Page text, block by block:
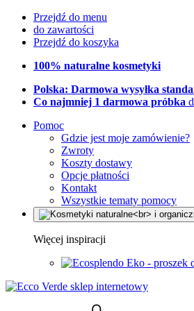
Przejdź do menu
do zawartości
Przejdź do koszyka
100% naturalne kosmetyki
Polska: Darmowa wysyłka
Co najmniej 1 darmowa próbka
Pomoc
Gdzie jest moje zamówienie?
Zwroty
Koszty dostawy
Opcje płatności
Kontakt
Wszystkie tematy pomocy
Więcej inspiracji
Eko - proszek